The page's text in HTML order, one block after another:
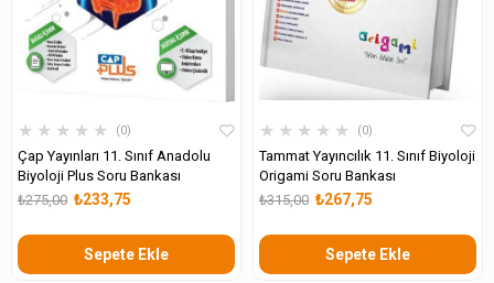
★ ★ ★ ★ ★ 0
Çap Yayınları 11. Sınıf Anadolu
Biyoloji Plus Soru Bankası
₺233,75
₺275,00
Sepete Ekle
★ ★ ★ ★ ★ 0
Tammat Yayıncılık 11. Sınıf Biyoloji
Origami Soru Bankası
₺267,75
₺315,00
Sepete Ekle